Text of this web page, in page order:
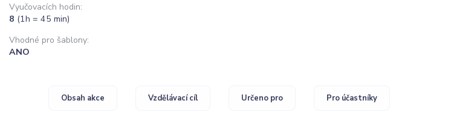
Vyučovacích hodin:
8 (1h = 45 min)
Vhodné pro šablony:
ANO
Obsah akce Vzdělávací cíl Určeno pro Pro účastníky